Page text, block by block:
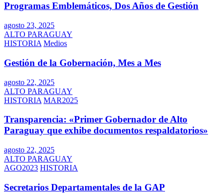
Programas Emblemáticos, Dos Años de Gestión
agosto 23, 2025
ALTO PARAGUAY
HISTORIA Medios
Gestión de la Gobernación, Mes a Mes
agosto 22, 2025
ALTO PARAGUAY
HISTORIA MAR2025
Transparencia: «Primer Gobernador de Alto
Paraguay que exhibe documentos respaldatorios»
agosto 22, 2025
ALTO PARAGUAY
AGO2023 HISTORIA
Secretarios Departamentales de la GAP